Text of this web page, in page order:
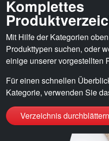
Komplettes
Mit Hilfe der Kategorien
Produkttypen suchen, oder
einige unserer vorgestellten
Für einen schnellen
Kategorie, verwenden Sie
Verzeichnis durchblättern